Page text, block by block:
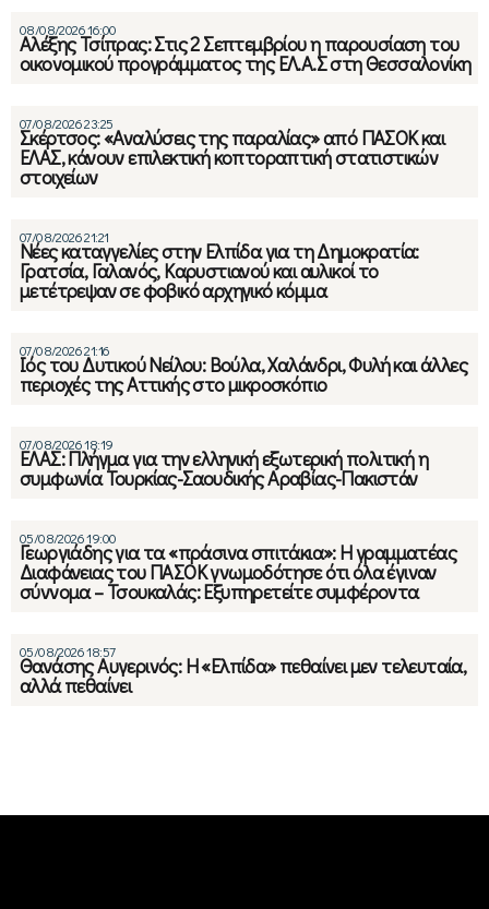
08/08/2026 16:00
Αλέξης Τσίπρας: Στις 2 Σεπτεμβρίου η παρουσίαση του
οικονομικού προγράμματος της ΕΛ.Α.Σ στη Θεσσαλονίκη
07/08/2026 23:25
Σκέρτσος: «Αναλύσεις της παραλίας» από ΠΑΣΟΚ και
ΕΛΑΣ, κάνουν επιλεκτική κοπτοραπτική στατιστικών
στοιχείων
07/08/2026 21:21
Νέες καταγγελίες στην Ελπίδα για τη Δημοκρατία:
Γρατσία, Γαλανός, Καρυστιανού και αυλικοί το
μετέτρεψαν σε φοβικό αρχηγικό κόμμα
07/08/2026 21:16
Ιός του Δυτικού Νείλου: Βούλα, Χαλάνδρι, Φυλή και άλλες
περιοχές της Αττικής στο μικροσκόπιο
07/08/2026 18:19
ΕΛΑΣ: Πλήγμα για την ελληνική εξωτερική πολιτική η
συμφωνία Τουρκίας-Σαουδικής Αραβίας-Πακιστάν
05/08/2026 19:00
Γεωργιάδης για τα «πράσινα σπιτάκια»: Η γραμματέας
Διαφάνειας του ΠΑΣΟΚ γνωμοδότησε ότι όλα έγιναν
σύννομα – Τσουκαλάς: Εξυπηρετείτε συμφέροντα
05/08/2026 18:57
Θανάσης Αυγερινός: Η «Ελπίδα» πεθαίνει μεν τελευταία,
αλλά πεθαίνει